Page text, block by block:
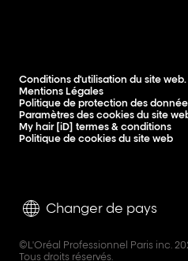
Changer de pays
©L'Oréal Professionnel Paris inc.
Tous droits réservés.
Conditions d'utilisation du site web.
Mentions Légales
Politique de protection des
Paramètres des cookies du site
My hair [iD] termes & conditions
Politique de cookies du site web